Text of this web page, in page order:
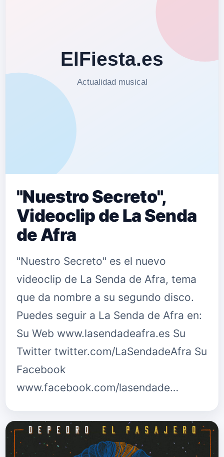
"Nuestro Secreto",
Videoclip de La Senda
de Afra
"Nuestro Secreto" es el nuevo
videoclip de La Senda de Afra, tema
que da nombre a su segundo disco.
Puedes seguir a La Senda de Afra en:
Su Web www.lasendadeafra.es Su
Twitter twitter.com/LaSendadeAfra Su
Facebook
www.facebook.com/lasendade…